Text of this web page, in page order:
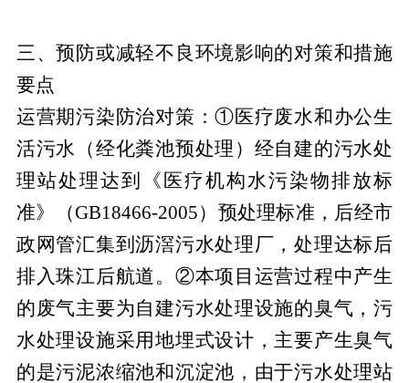
三、预防或减轻不良环境影响的对策和措施
要点
运营期污染防治对策：①医疗废水和办公生
活污水（经化粪池预处理）经自建的污水处
理站处理达到《医疗机构水污染物排放标
准》（GB18466-2005）预处理标准，后经市
政网管汇集到沥滘污水处理厂，处理达标后
排入珠江后航道。②本项目运营过程中产生
的废气主要为自建污水处理设施的臭气，污
水处理设施采用地埋式设计，主要产生臭气
的是污泥浓缩池和沉淀池，由于污水处理站